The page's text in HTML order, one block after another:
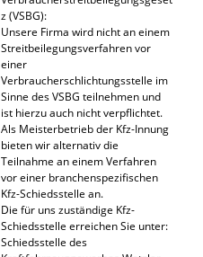
z (VSBG):
Unsere Firma wird nicht an einem
Streitbeilegungsverfahren vor
einer
Verbraucherschlichtungsstelle im
Sinne des VSBG teilnehmen und
ist hierzu auch nicht verpflichtet.
Als Meisterbetrieb der Kfz-Innung
bieten wir alternativ die
Teilnahme an einem Verfahren
vor einer branchenspezifischen
Kfz-Schiedsstelle an.
Die für uns zuständige Kfz-
Schiedsstelle erreichen Sie unter:
Schiedsstelle des